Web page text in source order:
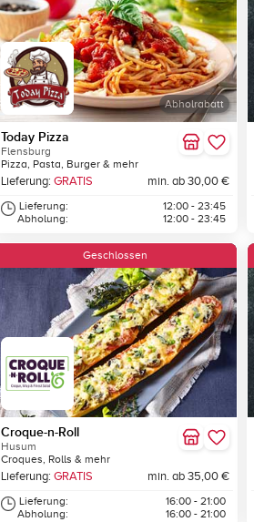
Abholrabatt
Today Pizza
Flensburg
Pizza, Pasta, Burger & mehr
Lieferung: GRATIS min. ab 30,00 €
Lieferung:
Abholung:
12:00 - 23:45
12:00 - 23:45
Geschlossen
Croque-n-Roll
Husum
Croques, Rolls & mehr
Lieferung: GRATIS min. ab 35,00 €
Lieferung:
Abholung:
16:00 - 21:00
16:00 - 21:00